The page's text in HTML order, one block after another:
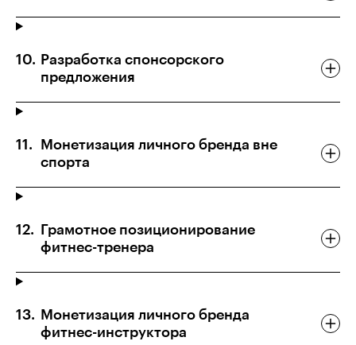
Разработка спонсорского
предложения
Монетизация личного бренда вне
спорта
Грамотное позиционирование
фитнес-тренера
Монетизация личного бренда
фитнес-инструктора